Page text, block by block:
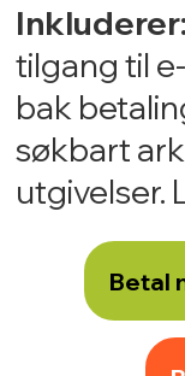
Inkluderer:
tilgang til
bak
søkbart
utgivelser.
Betal